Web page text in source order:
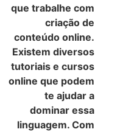
que trabalhe com
criação de
conteúdo online.
Existem diversos
tutoriais e cursos
online que podem
te ajudar a
dominar essa
linguagem. Com